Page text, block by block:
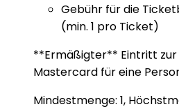
Gebühr für die
(min. 1 pro Ticket)
**Ermäßigter** Eintritt
Mastercard für eine
Mindestmenge: 1,